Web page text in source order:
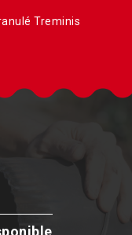
Treminis